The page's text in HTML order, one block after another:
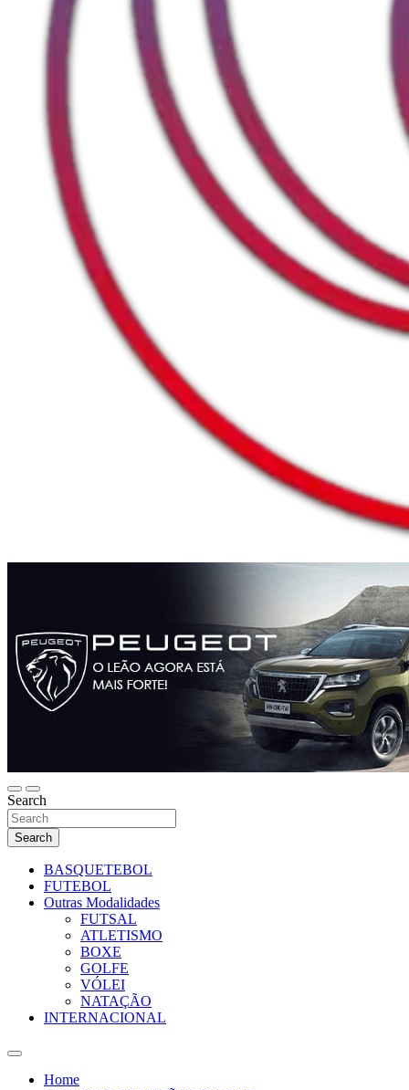
Search
Search
BASQUETEBOL
FUTEBOL
Outras Modalidades
FUTSAL
ATLETISMO
BOXE
GOLFE
VÓLEI
NATAÇÃO
INTERNACIONAL
Home